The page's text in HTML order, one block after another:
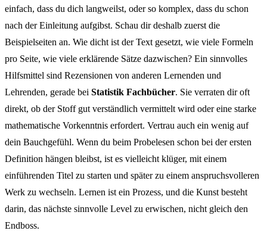
einfach, dass du dich langweilst, oder so komplex, dass du schon
nach der Einleitung aufgibst. Schau dir deshalb zuerst die
Beispielseiten an. Wie dicht ist der Text gesetzt, wie viele Formeln
pro Seite, wie viele erklärende Sätze dazwischen? Ein sinnvolles
Hilfsmittel sind Rezensionen von anderen Lernenden und
Lehrenden, gerade bei Statistik Fachbücher. Sie verraten dir oft
direkt, ob der Stoff gut verständlich vermittelt wird oder eine starke
mathematische Vorkenntnis erfordert. Vertrau auch ein wenig auf
dein Bauchgefühl. Wenn du beim Probelesen schon bei der ersten
Definition hängen bleibst, ist es vielleicht klüger, mit einem
einführenden Titel zu starten und später zu einem anspruchsvolleren
Werk zu wechseln. Lernen ist ein Prozess, und die Kunst besteht
darin, das nächste sinnvolle Level zu erwischen, nicht gleich den
Endboss.